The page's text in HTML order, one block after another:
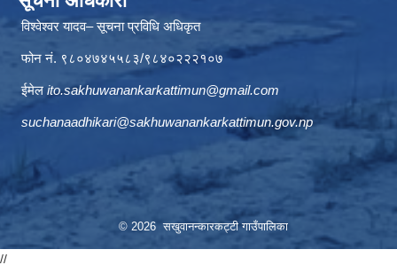
विश्वेश्वर यादव– सूचना प्रविधि अधिकृत
फोन नं. ९८०४७४५५८३/९८४०२२२१०७
ईमेल ito.sakhuwanankarkattimun@gmail.com
suchanaadhikari@sakhuwanankarkattimun.gov.np
© 2026 सखुवानन्कारकट्टी गाउँपालिका
//